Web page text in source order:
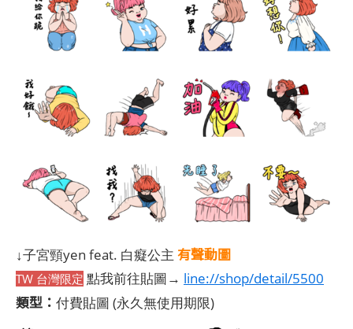
↓子宮頸yen feat. 白癡公主 有聲動圖
TW 台灣限定 點我前往貼圖→ line://shop/detail/5500
類型： 付費貼圖 (永久無使用期限)